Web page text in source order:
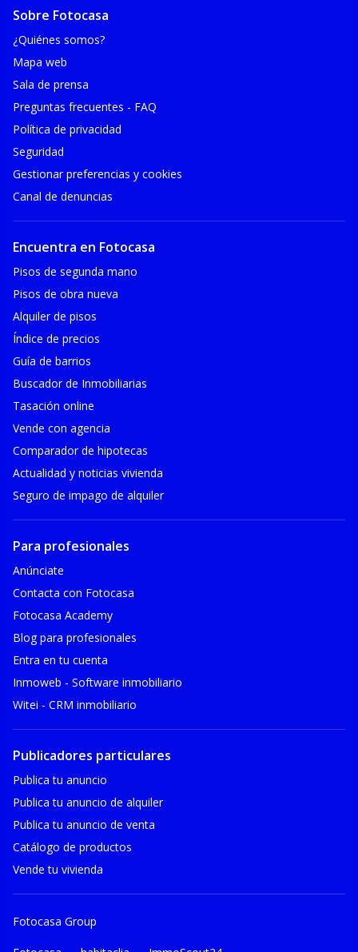
Sobre Fotocasa
¿Quiénes somos?
Mapa web
Sala de prensa
Preguntas frecuentes - FAQ
Política de privacidad
Seguridad
Gestionar preferencias y cookies
Canal de denuncias
Encuentra en Fotocasa
Pisos de segunda mano
Pisos de obra nueva
Alquiler de pisos
Índice de precios
Guía de barrios
Buscador de Inmobiliarias
Tasación online
Vende con agencia
Comparador de hipotecas
Actualidad y noticias vivienda
Seguro de impago de alquiler
Para profesionales
Anúnciate
Contacta con Fotocasa
Fotocasa Academy
Blog para profesionales
Entra en tu cuenta
Inmoweb - Software inmobiliario
Witei - CRM inmobiliario
Publicadores particulares
Publica tu anuncio
Publica tu anuncio de alquiler
Publica tu anuncio de venta
Catálogo de productos
Vende tu vivienda
Fotocasa Group